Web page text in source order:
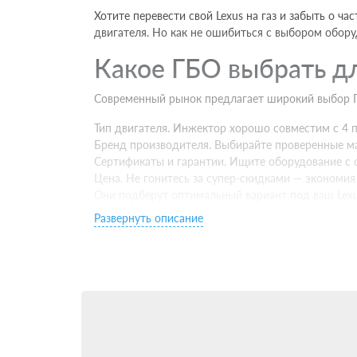
Хотите перевести свой Lexus на газ и забыть о
двигателя. Но как не ошибиться с выбором
Какое ГБО выбрать
Современный рынок предлагает широкий выбор
Тип двигателя. Инжектор хорошо совместим с 4
Бренд производителя. Выбирайте проверенные
Сертификаты и гарантии. Ищите оборудование
Цена. Не гонитесь за супер-скидками —
Подойдет ли ГБО для
Развернуть описание